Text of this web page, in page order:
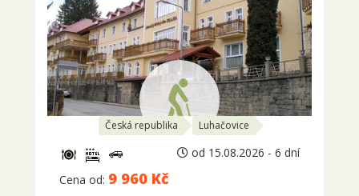
Česká republika Luhačovice
od 15.08.2026 - 6 dní
Cena od: 9 960 Kč